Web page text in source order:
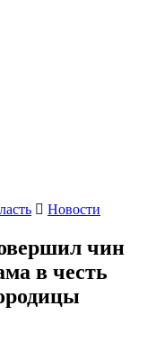
Новости
чин
в честь